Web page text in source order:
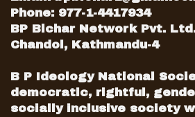
Phone: 977-1-4417934
BP Bichar Network Pvt.
Chandol, Kathmandu-4
B P Ideology National
democratic, rightful,
socially inclusive society